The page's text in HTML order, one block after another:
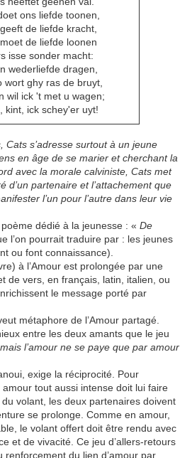
ons liefde toonen,
de liefde kracht,
de liefde loonen
isse sonder macht:
wederliefde dragen,
wort ghy ras de bruyt,
wil ick 't met u wagen;
kint, ick schey'er uyt!
Cats s’adresse surtout à un jeune
en âge de se marier et cherchant la
avec la morale calviniste, Cats met
d’un partenaire et l’attachement que
l’un pour l’autre dans leur vie
dédié à la jeunesse : « De
l’on pourrait traduire par : les jeunes
ou font connaissance).
à l’Amour est prolongée par une
de vers, en français, latin, italien, ou
le message porté par
métaphore de l’Amour partagé.
entre les deux amants que le jeu
l’amour ne se paye que par amour
exige la réciprocité. Pour
tout aussi intense doit lui faire
volant, les deux partenaires doivent
se prolonge. Comme en amour,
le volant offert doit être rendu avec
et de vivacité. Ce jeu d’allers-retours
renforcement du lien d’amour par